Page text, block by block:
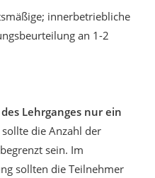
innerbetriebliche
an 1-2
Lehrganges nur ein
sollte die Anzahl der
sein. Im
sollten die Teilnehmer